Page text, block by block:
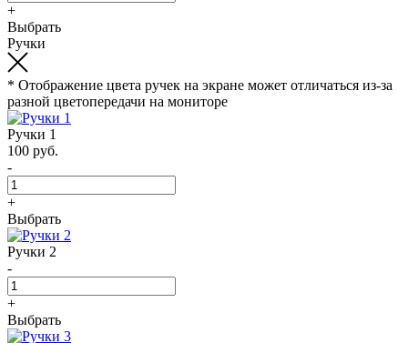
+
Выбрать
Ручки
* Отображение цвета ручек на экране может отличаться из-за
разной цветопередачи на мониторе
Ручки 1
100 руб.
-
+
Выбрать
Ручки 2
-
+
Выбрать